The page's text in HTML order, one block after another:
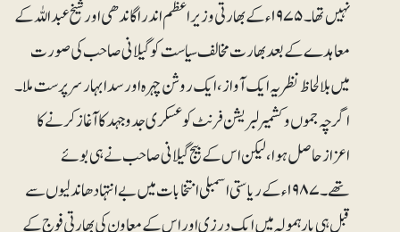
نہیں تھا۔ ۱۹۷۵ء کے بھارتی وزیراعظم اندرا گاندھی اور شیخ عبداللہ کے
معاہدے کے بعد بھارت مخالف سیاست کو گیلانی صاحب کی صورت
میں بلالحاظ نظریہ ایک آواز، ایک روشن چہرہ اور سدابہار سرپرست ملا۔
اگرچہ جموں و کشمیر لبریشن فرنٹ کو عسکری جدوجہد کا آغاز کرنے کا
اعزاز حاصل ہوا، لیکن اس کے بیج گیلانی صاحب نے ہی بوئے
تھے۔ ۱۹۸۷ءکے ریاستی اسمبلی انتخابات میں بے انتہا دھاندلیوں سے
قبل ہی بارہمولہ میں ایک درزی اور اس کے معاون کی بھارتی فوج کے